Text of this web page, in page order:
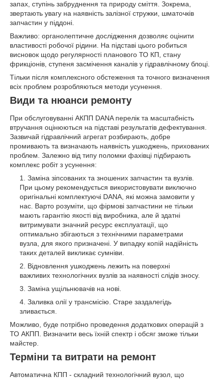
запах, ступінь забруднення та природу сміття. Зокрема,
звертають увагу на наявність залізної стружки, шматочків
запчастин у піддоні.
Важливо: органолептичне дослідження дозволяє оцінити
властивості робочої рідини. На підставі цього робиться
висновок щодо регулярності планового ТО КП, стану
фрикціонів, ступеня засмічення каналів у гідравлічному блоці.
Тільки після комплексного обстеження та точного визначення
всіх проблем розробляються методи усунення.
Види та нюанси ремонту
При обслуговуванні АКПП DANA перелік та масштабність
втручання оцінюються на підставі результатів дефектування.
Зазвичай гідравлічний агрегат розбирають, добре
промивають та визначають наявність ушкоджень, прихованих
проблем. Залежно від типу поломки фахівці підбирають
комплекс робіт з усунення:
Заміна зіпсованих та зношених запчастин та вузлів.
При цьому рекомендується використовувати виключно
оригінальні комплектуючі DANA, які можна замовити у
нас. Варто розуміти, що фірмові запчастини не тільки
мають гарантію якості від виробника, але й здатні
витримувати значний ресурс експлуатації, що
оптимально збігаються з технічними параметрами
вузла, для якого призначені. У випадку копій надійність
таких деталей викликає сумніви.
Відновлення ушкоджень лежить на поверхні
важливих технологічних вузлів за наявності слідів зносу.
Заміна ущільнювачів на нові.
Заливка олії у трансмісію. Старе заздалегідь
зливається.
Можливо, буде потрібно проведення додаткових операцій з
ТО АКПП. Визначити весь їхній спектр і обсяг зможе тільки
майстер.
Терміни та витрати на ремонт
Автоматична КПП - складний технологічний вузол, що